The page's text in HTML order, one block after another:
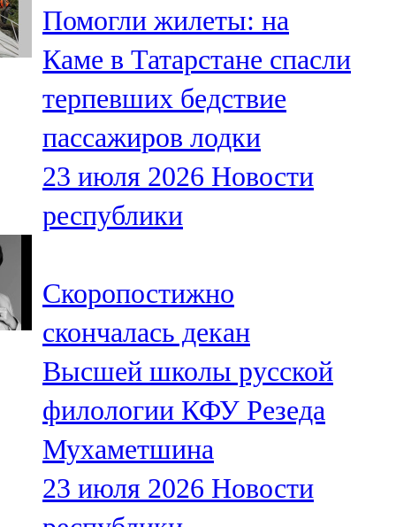
Помогли жилеты: на
Каме в Татарстане спасли
терпевших бедствие
пассажиров лодки
23 июля 2026 Новости
республики
Скоропостижно
скончалась декан
Высшей школы русской
филологии КФУ Резеда
Мухаметшина
23 июля 2026 Новости